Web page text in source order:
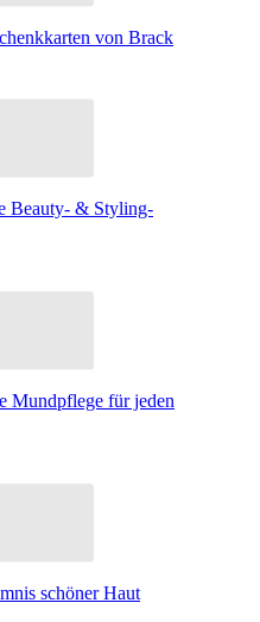
von Brack
Beauty- & Styling-
Mundpflege für jeden
schöner Haut